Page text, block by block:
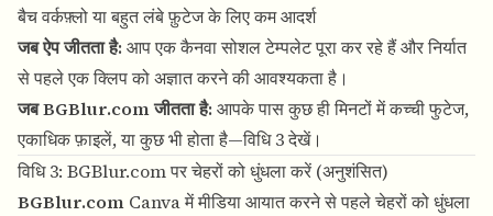
बैच वर्कफ़्लो या बहुत लंबे फ़ुटेज के लिए कम आदर्श
जब ऐप जीतता है: आप एक कैनवा सोशल टेम्पलेट पूरा कर रहे हैं और निर्यात
से पहले एक क्लिप को अज्ञात करने की आवश्यकता है।
जब BGBlur.com जीतता है: आपके पास कुछ ही मिनटों में कच्ची फुटेज,
एकाधिक फ़ाइलें, या कुछ भी होता है—विधि 3 देखें।
विधि 3: BGBlur.com पर चेहरों को धुंधला करें (अनुशंसित)
BGBlur.com Canva में मीडिया आयात करने से पहले चेहरों को धुंधला